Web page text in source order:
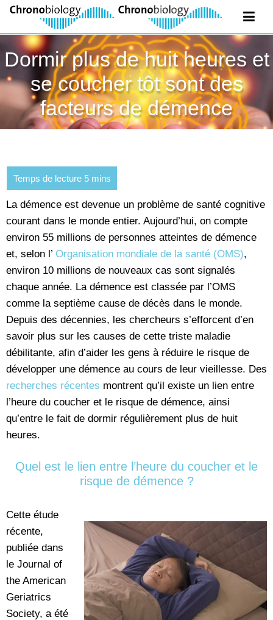
Dormir plus de huit heures et
se coucher tôt sont des
facteurs de démence
La démence est devenue un problème de santé cognitive
courant dans le monde entier. Aujourd’hui, on compte
environ 55 millions de personnes atteintes de démence
et, selon l’ Organisation mondiale de la santé (OMS),
environ 10 millions de nouveaux cas sont signalés
chaque année. La démence est classée par l’OMS
comme la septième cause de décès dans le monde.
Depuis des décennies, les chercheurs s’efforcent d’en
savoir plus sur les causes de cette triste maladie
débilitante, afin d’aider les gens à réduire le risque de
développer une démence au cours de leur vieillesse. Des
recherches récentes montrent qu’il existe un lien entre
l’heure du coucher et le risque de démence, ainsi
qu’entre le fait de dormir régulièrement plus de huit
heures.
Quel est le lien entre l’heure du coucher et le
risque de démence ?
Cette étude
récente,
publiée dans
le Journal of
the American
Geriatrics
Society, a été